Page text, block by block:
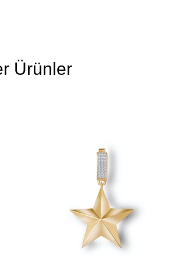
Ürünler